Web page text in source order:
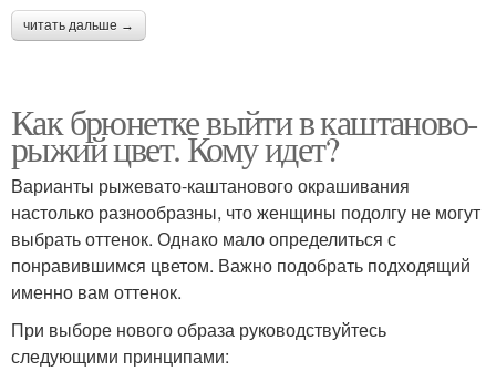
читать дальше →
Как брюнетке выйти в каштаново-
рыжий цвет. Кому идет?
Варианты рыжевато-каштанового окрашивания
настолько разнообразны, что женщины подолгу не могут
выбрать оттенок. Однако мало определиться с
понравившимся цветом. Важно подобрать подходящий
именно вам оттенок.
При выборе нового образа руководствуйтесь
следующими принципами: